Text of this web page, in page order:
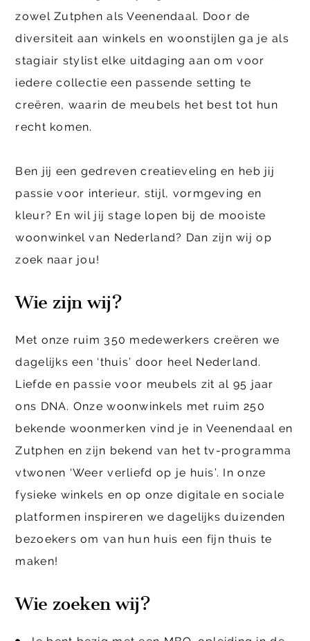
zowel Zutphen als Veenendaal. Door de
diversiteit aan winkels en woonstijlen ga je als
stagiair stylist elke uitdaging aan om voor
iedere collectie een passende setting te
creëren, waarin de meubels het best tot hun
recht komen.
Ben jij een gedreven creatieveling en heb jij
passie voor interieur, stijl, vormgeving en
kleur? En wil jij stage lopen bij de mooiste
woonwinkel van Nederland? Dan zijn wij op
zoek naar jou!
Wie zijn wij?
Met onze ruim 350 medewerkers creëren we
dagelijks een ‘thuis’ door heel Nederland.
Liefde en passie voor meubels zit al 95 jaar
ons DNA. Onze woonwinkels met ruim 250
bekende woonmerken vind je in Veenendaal en
Zutphen en zijn bekend van het tv-programma
vtwonen ‘Weer verliefd op je huis’. In onze
fysieke winkels en op onze digitale en sociale
platformen inspireren we dagelijks duizenden
bezoekers om van hun huis een fijn thuis te
maken!
Wie zoeken wij?